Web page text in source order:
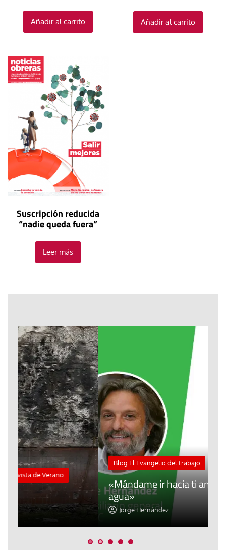
Añadir al carrito Añadir al carrito
Suscripción reducida
“nadie queda fuera”
Leer más
Blog El Evangelio del trabajo
«Mándame ir hacia ti andando sobre el
agua»
Jorge Hernández